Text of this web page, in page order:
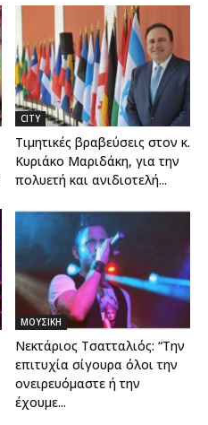
CITY
Τιμητικές βραβεύσεις στον κ.
Κυριάκο Μαριδάκη, για την
πολυετή και ανιδιοτελή...
ΜΟΥΣΙΚΗ
Νεκτάριος Τσατταλιός: “Την
επιτυχία σίγουρα όλοι την
ονειρευόμαστε ή την
έχουμε...